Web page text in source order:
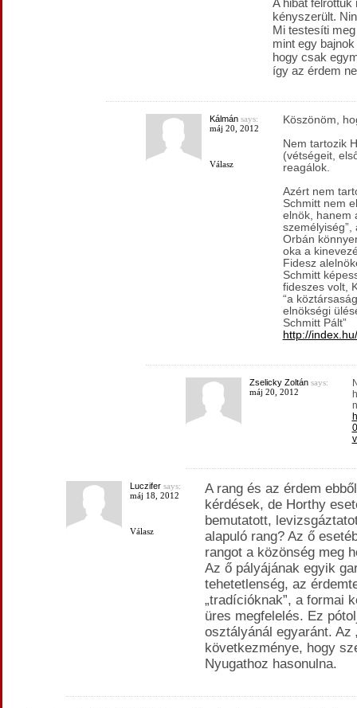
A hibát felróttuk
kényszerült.
Mi testesíti
mint egy
hogy csak
így az érdem
Kálmánsays:
máj 20, 2012
Válasz
Köszönöm,
Nem tartozik
(vétségeit,
reagálok.
Azért nem
Schmitt nem
elnök, hanem
személyiség”,
Orbán
oka a
Fidesz
Schmitt
fideszes volt,
“a
elnökségi
Schmitt Pált”
http://
Zselicky Zoltánsays:
máj 20, 2012
Luczifersays:
máj 18, 2012
Válasz
A rang és az érdem
kérdések, de Horthy
bemutatott,
alapuló rang? Az ő
rangot a közönség meg
Az ő pályájának egyik
tehetetlenség, az
„tradícióknak”, a formai
üres megfelelés. Ez
osztályánál egyaránt. Az
következménye, hogy
Nyugathoz hasonulna.